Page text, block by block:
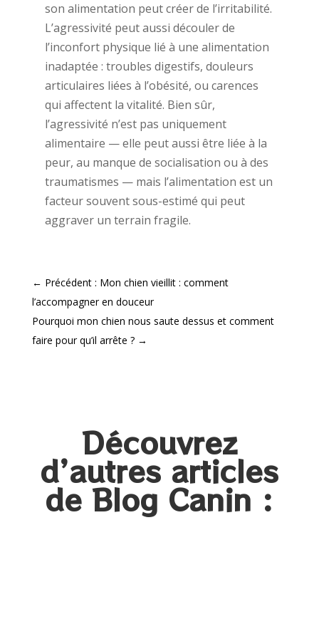
son alimentation peut créer de l’irritabilité.
L’agressivité peut aussi découler de
l’inconfort physique lié à une alimentation
inadaptée : troubles digestifs, douleurs
articulaires liées à l’obésité, ou carences
qui affectent la vitalité. Bien sûr,
l’agressivité n’est pas uniquement
alimentaire — elle peut aussi être liée à la
peur, au manque de socialisation ou à des
traumatismes — mais l’alimentation est un
facteur souvent sous-estimé qui peut
aggraver un terrain fragile.
← Précédent : Mon chien vieillit : comment
l’accompagner en douceur
Pourquoi mon chien nous saute dessus et comment
faire pour qu’il arrête ?→
Découvrez
d’autres articles
de Blog Canin :